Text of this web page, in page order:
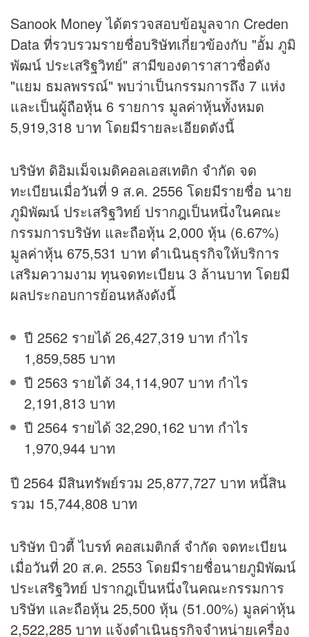
Sanook Money ได้ตรวจสอบข้อมูลจาก Creden
Data ที่รวบรวมรายชื่อบริษัทเกี่ยวข้องกับ "อั้ม ภูมิ
พัฒน์ ประเสริฐวิทย์" สามีของดาราสาวชื่อดัง
"แยม ธมลพรรณ์" พบว่าเป็นกรรมการถึง 7 แห่ง
และเป็นผู้ถือหุ้น 6 รายการ มูลค่าหุ้นทั้งหมด
5,919,318 บาท โดยมีรายละเอียดดังนี้
บริษัท ดิอิมเม็จเมดิคอลเอสเทติก จำกัด จด
ทะเบียนเมื่อวันที่ 9 ส.ค. 2556 โดยมีรายชื่อ นาย
ภูมิพัฒน์ ประเสริฐวิทย์ ปรากฎเป็นหนึ่งในคณะ
กรรมการบริษัท และถือหุ้น 2,000 หุ้น (6.67%)
มูลค่าหุ้น 675,531 บาท ดำเนินธุรกิจให้บริการ
เสริมความงาม ทุนจดทะเบียน 3 ล้านบาท โดยมี
ผลประกอบการย้อนหลังดังนี้
ปี 2562 รายได้ 26,427,319 บาท กำไร
1,859,585 บาท
ปี 2563 รายได้ 34,114,907 บาท กำไร
2,191,813 บาท
ปี 2564 รายได้ 32,290,162 บาท กำไร
1,970,944 บาท
ปี 2564 มีสินทรัพย์รวม 25,877,727 บาท หนี้สิน
รวม 15,744,808 บาท
บริษัท บิวตี้ ไบรท์ คอสเมติกส์ จำกัด จดทะเบียน
เมื่อวันที่ 20 ส.ค. 2553 โดยมีรายชื่อนายภูมิพัฒน์
ประเสริฐวิทย์ ปรากฎเป็นหนึ่งในคณะกรรมการ
บริษัท และถือหุ้น 25,500 หุ้น (51.00%) มูลค่าหุ้น
2,522,285 บาท แจ้งดำเนินธุรกิจจำหน่ายเครื่อง